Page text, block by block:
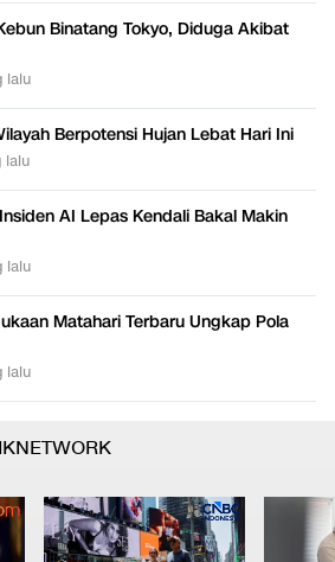
Binatang Tokyo, Diduga Akibat
lalu
Berpotensi Hujan Lebat Hari Ini
lalu
AI Lepas Kendali Bakal Makin
lalu
Matahari Terbaru Ungkap Pola
lalu